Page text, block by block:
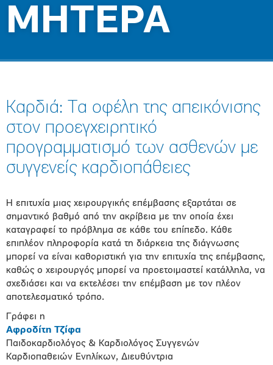
ΜΗΤΕΡΑ
Καρδιά: Τα οφέλη της απεικόνισης
στον προεγχειρητικό
προγραμματισμό των ασθενών με
συγγενείς καρδιοπάθειες
Η επιτυχία μιας χειρουργικής επέμβασης εξαρτάται σε
σημαντικό βαθμό από την ακρίβεια με την οποία έχει
καταγραφεί το πρόβλημα σε κάθε του επίπεδο. Κάθε
επιπλέον πληροφορία κατά τη διάρκεια της διάγνωσης
μπορεί να είναι καθοριστική για την επιτυχία της επέμβασης,
καθώς ο χειρουργός μπορεί να προετοιμαστεί κατάλληλα, να
σχεδιάσει και να εκτελέσει την επέμβαση με τον πλέον
αποτελεσματικό τρόπο.
Γράφει η
Αφροδίτη Τζίφα
Παιδοκαρδιολόγος & Καρδιολόγος Συγγενών
Καρδιοπαθειών Ενηλίκων, Διευθύντρια